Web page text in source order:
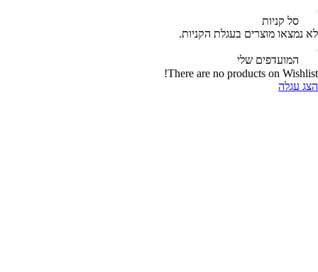
סל קניות‬
לא נמצאו מוצרים בעגלת הקניות.
המועדפים שלי
There are no products on Wishlist!
הצג עגלה